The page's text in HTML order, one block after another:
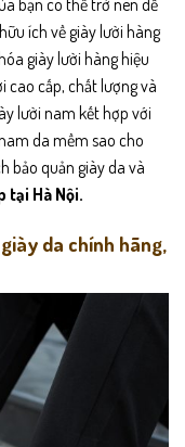
ích về giày lười hàng
giày lười hàng hiệu
cao cấp, chất lượng và
lười nam kết hợp với
da mềm sao cho
bảo quản giày da và
tại Hà Nội.
da chính hãng,